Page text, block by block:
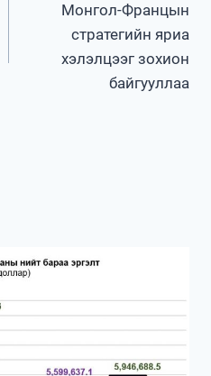
Монгол-Францын
стратегийн яриа
хэлэлцээг зохион
байгууллаа